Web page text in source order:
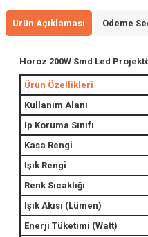
Ürün Açıklaması Ödeme
Horoz 200W Smd Led
Ürün Özellikleri
Kullanım Alanı
Ip Koruma Sınıfı
Kasa Rengi
Işık Rengi
Renk Sıcaklığı
Işık Akısı (Lümen)
Enerji Tüketimi (Watt)